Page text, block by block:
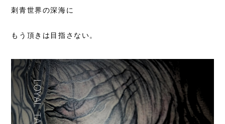
刺青世界の深海に
もう頂きは目指さない。